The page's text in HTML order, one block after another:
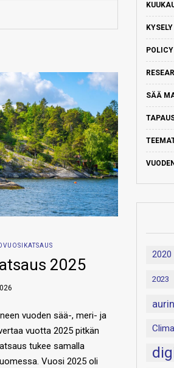
2025
vuoden sää-, meri- ja
vuotta 2025 pitkän
tukee samalla
Vuosi 2025 oli
KYSELY
SÄÄ
2020
2023